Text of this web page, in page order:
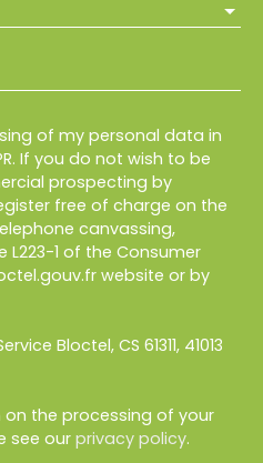
of my personal data in
If you do not wish to be
prospecting by
free of charge on the
canvassing,
1 of the Consumer
website or by
Bloctel, CS 61311, 41013
the processing of your
see our privacy policy.